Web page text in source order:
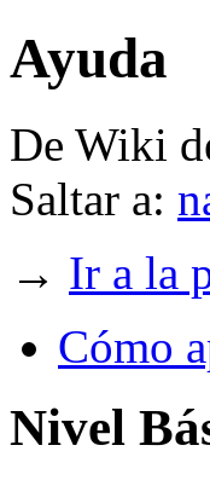
Ayuda
De Wiki
Saltar a:
→ Ir a la
Cómo
Nivel